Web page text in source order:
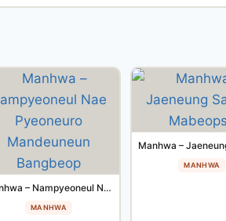
Manhwa – Nampyeoneul Nae Pyeoneuro Mandeuneun Bangbeop
MANHWA
MANHWA